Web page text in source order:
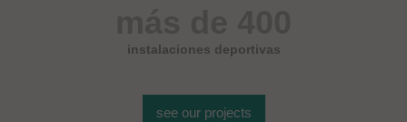
instalaciones deportivas
see our projects